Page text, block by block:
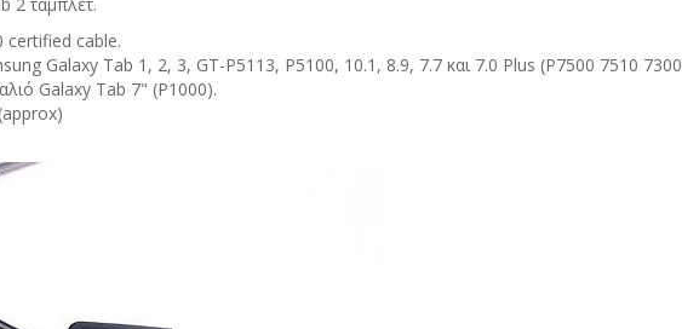
certified cable.
Galaxy Tab 1, 2, 3, GT-P5113, P5100, 10.1, 8.9, 7.7 και 7.0 Plus (P7500 7510 7300
Galaxy Tab 7" (P1000).